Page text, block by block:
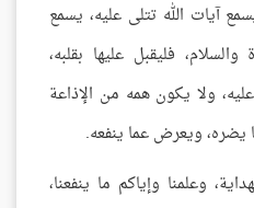
آيات الله تتلى عليه، يسمع
فليقبل عليها بقلبه،
ولا يكون همه من الإذاعة
يضره، ويعرض عما ينفعه.
وعلمنا وإياكم ما ينفعنا،